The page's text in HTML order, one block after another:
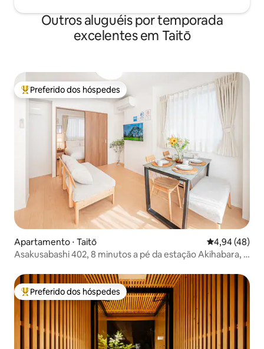
Outros aluguéis por temporada
excelentes em Taitō
Entre os melhores preferidos dos hóspedes
Preferido dos hóspedes
Apartamento ⋅ Taitō 4,94 de uma
4,94 (48)
Asakusabashi 402, 8 minutos a pé da estação Akihabara, 4
aeroportos de Narita e Haneda, 3 minutos de Asakusa,
com elevador, máximo 5 pessoas
Entre os melhores preferidos dos hóspedes
Preferido dos hóspedes